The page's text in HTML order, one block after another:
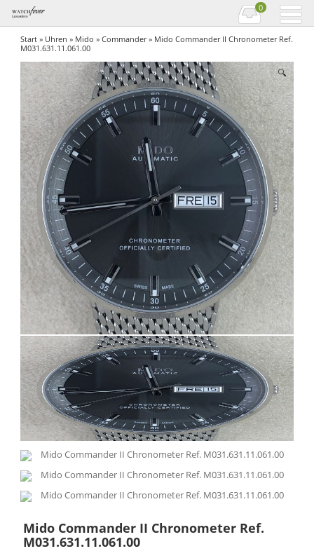
0
Start » Uhren » Mido »Commander» Mido Commander II Chronometer Ref.
M031.631.11.061.00
🔍
Mido Commander II Chronometer Ref.
M031.631.11.061.00